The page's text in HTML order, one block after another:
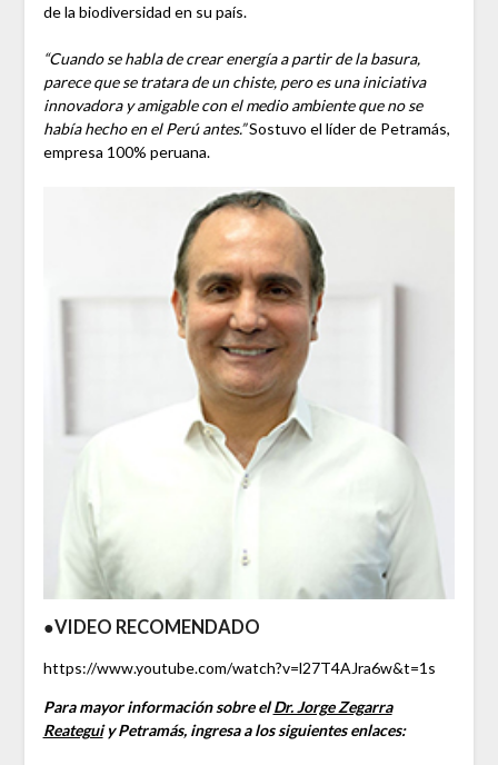
de la biodiversidad en su país.
“Cuando se habla de crear energía a partir de la basura,
parece que se tratara de un chiste, pero es una iniciativa
innovadora y amigable con el medio ambiente que no se
había hecho en el Perú antes.”Sostuvo el líder de Petramás,
empresa 100% peruana.
●VIDEO RECOMENDADO
https://www.youtube.com/watch?v=l27T4AJra6w&t=1s
Para mayor información sobre elDr. Jorge Zegarra
Reateguiy Petramás, ingresa a los siguientes enlaces: